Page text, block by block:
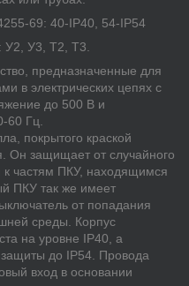
69: 40-IP40, 54-IP54
У2, У3, Т2, Т3.
предназначенные для
в электрических цепях с
до 500 В и
60 Гц.
покрытого краской
Он защищает от случайного
частям ПКУ, находящимся
ПКУ так же имеет
от попадания
среды. Корпус
на уровне IP40, а
защиты до IP54. Провода
вход в основании